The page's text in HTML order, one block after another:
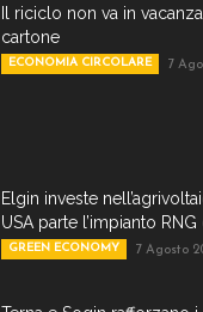
Il riciclo non va in
cartone
ECONOMIA CIRCOLARE 7
Elgin investe
USA parte l’impianto RNG
GREEN ECONOMY 7 Agosto